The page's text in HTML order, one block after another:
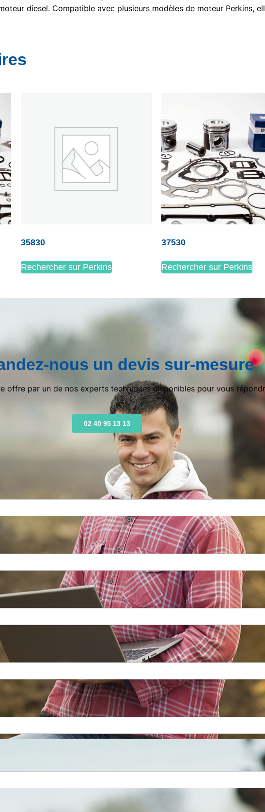
diesel. Compatible avec plusieurs modèles de moteur Perkins,
35830
Rechercher sur Perkins
37530
Rechercher sur Perkins
nous un devis sur-mesure
offre par un de nos experts techniques disponibles pour vous
02 40 95 13 13